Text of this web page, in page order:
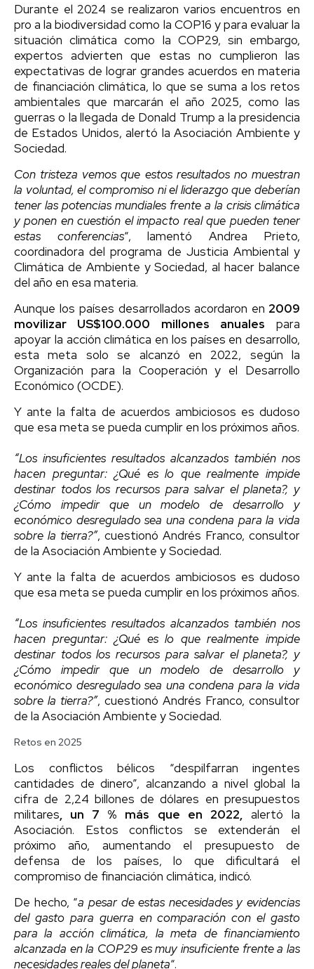
Durante el 2024 se realizaron varios encuentros en
pro a la biodiversidad como la COP16 y para evaluar la
situación climática como la COP29, sin embargo,
expertos advierten que estas no cumplieron las
expectativas de lograr grandes acuerdos en materia
de financiación climática, lo que se suma a los retos
ambientales que marcarán el año 2025, como las
guerras o la llegada de Donald Trump a la presidencia
de Estados Unidos, alertó la Asociación Ambiente y
Sociedad.
Con tristeza vemos que estos resultados no muestran
la voluntad, el compromiso ni el liderazgo que deberían
tener las potencias mundiales frente a la crisis climática
y ponen en cuestión el impacto real que pueden tener
estas conferencias“, lamentó Andrea Prieto,
coordinadora del programa de Justicia Ambiental y
Climática de Ambiente y Sociedad, al hacer balance
del año en esa materia.
Aunque los países desarrollados acordaron en 2009
movilizar US$100.000 millones anuales para
apoyar la acción climática en los países en desarrollo,
esta meta solo se alcanzó en 2022, según la
Organización para la Cooperación y el Desarrollo
Económico (OCDE).
Y ante la falta de acuerdos ambiciosos es dudoso
que esa meta se pueda cumplir en los próximos años.
“Los insuficientes resultados alcanzados también nos
hacen preguntar: ¿Qué es lo que realmente impide
destinar todos los recursos para salvar el planeta?, y
¿Cómo impedir que un modelo de desarrollo y
económico desregulado sea una condena para la vida
sobre la tierra?”, cuestionó Andrés Franco, consultor
de la Asociación Ambiente y Sociedad.
Y ante la falta de acuerdos ambiciosos es dudoso
que esa meta se pueda cumplir en los próximos años.
“Los insuficientes resultados alcanzados también nos
hacen preguntar: ¿Qué es lo que realmente impide
destinar todos los recursos para salvar el planeta?, y
¿Cómo impedir que un modelo de desarrollo y
económico desregulado sea una condena para la vida
sobre la tierra?”, cuestionó Andrés Franco, consultor
de la Asociación Ambiente y Sociedad.
Retos en 2025
Los conflictos bélicos “despilfarran ingentes
cantidades de dinero”, alcanzando a nivel global la
cifra de 2,24 billones de dólares en presupuestos
militares, un 7 % más que en 2022,alertó la
Asociación. Estos conflictos se extenderán el
próximo año, aumentando el presupuesto de
defensa de los países, lo que dificultará el
compromiso de financiación climática, indicó.
De hecho, “a pesar de estas necesidades y evidencias
del gasto para guerra en comparación con el gasto
para la acción climática, la meta de financiamiento
alcanzada en la COP29 es muy insuficiente frente a las
necesidades reales del planeta“.